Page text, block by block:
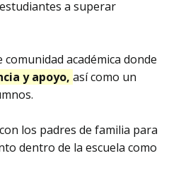
a superar
académica donde
y apoyo, así como un
los padres de familia para
dentro de la escuela como